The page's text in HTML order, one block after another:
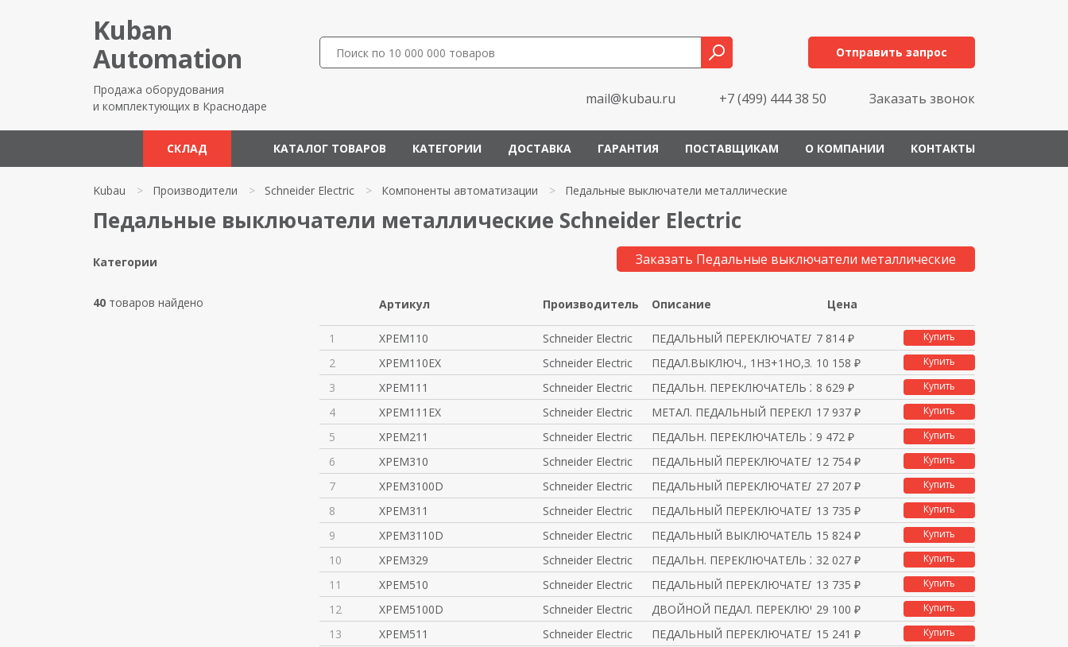
Kuban
Automation
Продажа оборудования
и комплектующих в Краснодаре
Отправить запрос
mail@kubau.ru +7 (499) 444 38 50 Заказать звонок
СКЛАД КАТАЛОГ ТОВАРОВ КАТЕГОРИИ ДОСТАВКА ГАРАНТИЯ ПОСТАВЩИКАМ О КОМПАНИИ КОНТАКТЫ
Kubau > Производители > Schneider Electric > Компоненты автоматизации > Педальные выключатели металлические
Педальные выключатели металлические Schneider Electric
Категории
40 товаров найдено
Заказать Педальные выключатели металлические
Артикул Производитель Описание Цена
1 XPEM110 Schneider Electric ПЕДАЛЬНЫЙ ПЕРЕКЛЮЧАТЕЛЬ 1 ШАГ
7 814 ₽ Купить
2 XPEM110EX Schneider Electric ПЕДАЛ.ВЫКЛЮЧ., 1НЗ+1НО,ЗАЩ.ОТ
10 158 ₽ Купить
3 XPEM111 Schneider Electric ПЕДАЛЬН. ПЕРЕКЛЮЧАТЕЛЬ XPEM111
8 629 ₽ Купить
4 XPEM111EX Schneider Electric МЕТАЛ. ПЕДАЛЬНЫЙ ПЕРЕКЛЮЧАТЕЛЬ
17 937 ₽ Купить
5 XPEM211 Schneider Electric ПЕДАЛЬН. ПЕРЕКЛЮЧАТЕЛЬ XPEM211
9 472 ₽ Купить
6 XPEM310 Schneider Electric ПЕДАЛЬНЫЙ ПЕРЕКЛЮЧАТЕЛЬ 1 ШАГ
12 754 ₽ Купить
7 XPEM3100D Schneider Electric ПЕДАЛЬНЫЙ ПЕРЕКЛЮЧАТЕЛЬ 1 ШАГ
27 207 ₽ Купить
8 XPEM311 Schneider Electric ПЕДАЛЬНЫЙ ПЕРЕКЛЮЧАТЕЛЬ 1 ШАГ
13 735 ₽ Купить
9 XPEM3110D Schneider Electric ПЕДАЛЬНЫЙ ВЫКЛЮЧАТЕЛЬ XPEM3110
15 824 ₽ Купить
10 XPEM329 Schneider Electric ПЕДАЛЬН. ПЕРЕКЛЮЧАТЕЛЬ XPEM329
32 027 ₽ Купить
11 XPEM510 Schneider Electric ПЕДАЛЬНЫЙ ПЕРЕКЛЮЧАТЕЛЬ 1 ШАГ
13 735 ₽ Купить
12 XPEM5100D Schneider Electric ДВОЙНОЙ ПЕДАЛ. ПЕРЕКЛЮЧ. XPEM5
29 100 ₽ Купить
13 XPEM511 Schneider Electric ПЕДАЛЬНЫЙ ПЕРЕКЛЮЧАТЕЛЬ15 241 ₽ Купить